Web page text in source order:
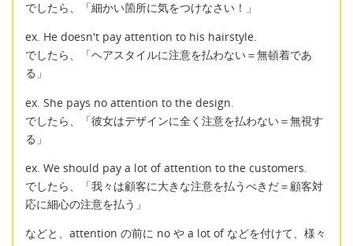
でしたら、「細かい箇所に気をつけなさい！」
ex. He doesn't pay attention to his hairstyle.
でしたら、「ヘアスタイルに注意を払わない＝無頓着であ
る」
ex. She pays no attention to the design.
でしたら、「彼女はデザインに全く注意を払わない＝無視す
る」
ex. We should pay a lot of attention to the customers.
でしたら、「我々は顧客に大きな注意を払うべきだ＝顧客対
応に細心の注意を払う」
などと、attention の前に no や a lot of などを付けて、様々